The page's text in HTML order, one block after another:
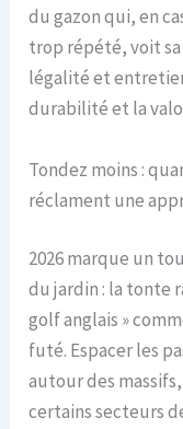
du gazon qui, en
trop répété, voit
légalité et
durabilité et la
Tondez moins :
réclament une
2026 marque un
du jardin : la tonte
golf anglais »
futé. Espacer les
autour des
certains secteurs